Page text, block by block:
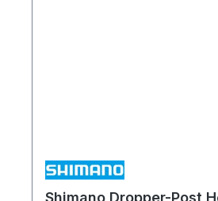
Shimano Dropper-Post